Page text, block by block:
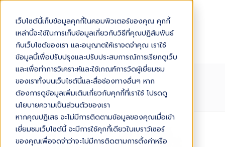
เว็บไซต์นี้เก็บข้อมูลคุกกี้ในคอมพิวเตอร์ของคุณ คุกกี้
เหล่านี้จะใช้ในการเก็บข้อมูลเกี่ยวกับวิธีที่คุณปฏิสัมพันธ์
กับเว็บไซต์ของเรา และอนุญาตให้เราจดจำคุณ เราใช้
ข้อมูลนี้เพื่อปรับปรุงและปรับประสบการณ์การเรียกดูเว็บ
และเพื่อทำการวิเคราะห์และใช้เกณฑ์การวัดผู้เยี่ยมชม
ของเราทั้งบนเว็บไซต์นี้และสื่อช่องทางอื่นๆ หาก
ต้องการดูข้อมูลเพิ่มเติมเกี่ยวกับคุกกี้ที่เราใช้ โปรดดู
นโยบายความเป็นส่วนตัวของเรา
หากคุณปฏิเสธ จะไม่มีการติดตามข้อมูลของคุณเมื่อเข้า
เยี่ยมชมเว็บไซต์นี้ จะมีการใช้คุกกี้เดียวในเบราว์เซอร์
ของคุณเพื่อจดจำว่าจะไม่มีการติดตามการตั้งค่าหรือ
EMPLOYEE